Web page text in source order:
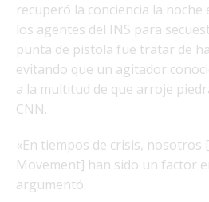
recuperó la conciencia la noche
los agentes del INS para
punta de pistola fue tratar de
evitando que un agitador
a la multitud de que arroje
CNN.
«En tiempos de crisis, nosotros
Movement] han sido un factor
argumentó.